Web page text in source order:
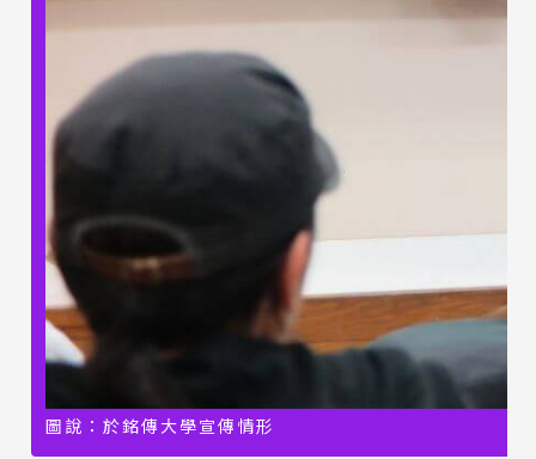
圖說：於銘傳大學宣傳情形